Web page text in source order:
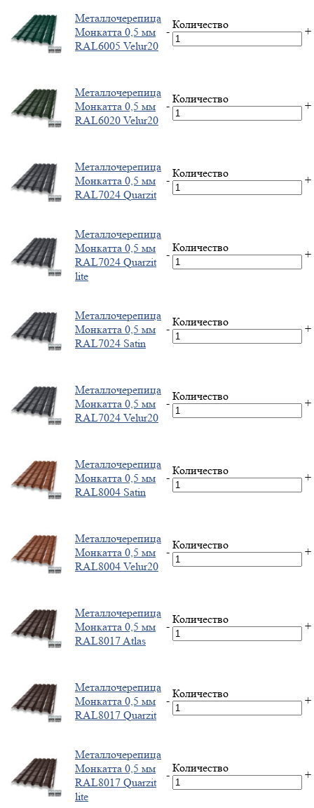
Металлочерепица
Монкатта 0,5 мм
RAL6005 Velur20
-
Количество
+
Металлочерепица
Монкатта 0,5 мм
RAL6020 Velur20
-
Количество
+
Металлочерепица
Монкатта 0,5 мм
RAL7024 Quarzit
-
Количество
+
Металлочерепица
Монкатта 0,5 мм
RAL7024 Quarzit
lite
-
Количество
+
Металлочерепица
Монкатта 0,5 мм
RAL7024 Satin
-
Количество
+
Металлочерепица
Монкатта 0,5 мм
RAL7024 Velur20
-
Количество
+
Металлочерепица
Монкатта 0,5 мм
RAL8004 Satin
-
Количество
+
Металлочерепица
Монкатта 0,5 мм
RAL8004 Velur20
-
Количество
+
Металлочерепица
Монкатта 0,5 мм
RAL8017 Atlas
-
Количество
+
Металлочерепица
Монкатта 0,5 мм
RAL8017 Quarzit
-
Количество
+
Металлочерепица
Монкатта 0,5 мм
RAL8017 Quarzit
lite
-
Количество
+